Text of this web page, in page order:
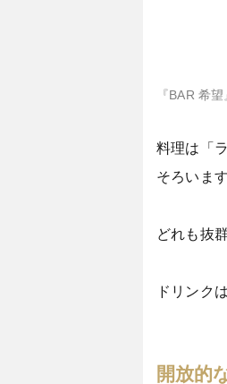
『BAR 希
料理は「
そろいます
どれも抜
ドリンク
開放的